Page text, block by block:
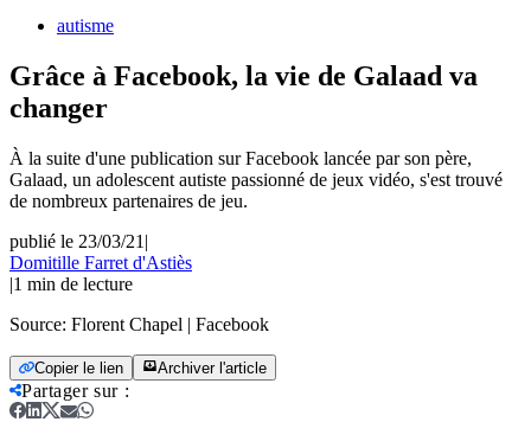
autisme
Grâce à Facebook, la vie de Galaad va
changer
À la suite d'une publication sur Facebook lancée par son père,
Galaad, un adolescent autiste passionné de jeux vidéo, s'est trouvé
de nombreux partenaires de jeu.
publié le 23/03/21 |
Domitille Farret d'Astiès
|1 min de lecture
Source: Florent Chapel | Facebook
Copier le lien Archiver l'article
Partager sur: